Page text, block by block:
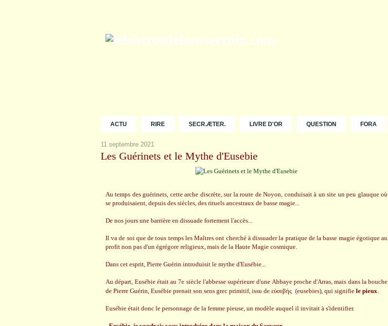
ACTU RIRE SECR.ÆTER. LIVRE D'OR QUESTION FORA
11 septembre 2021
Les Guérinets et le Mythe d'Eusebie
Au temps des guérinets, cette arche discrète, sur la route de Noyon, conduisait à un site un peu glauque où
se produisaient, depuis des siècles, des rituels ancestraux de basse magie...
De nos jours une barrière en dissuade fortement l'accès...
Il va de soi que de tous temps les Maîtres ont cherché à dissuader la pratique de la basse magie égotique au
profit non pas d'un égrégore religieux, mais de la Haute Magie cosmique.
Dans cet esprit, Pierre Guérin introduisit le mythe d'Eusébie...
Au départ, Eusébie était au 7e siècle l'abbesse supérieure d'une Abbaye proche d'Arras, mais dans la bouche
de Pierre Guérin, Eusébie prenait son sens grec primitif, issu de εὐσεβής (eusebies), qui signifie le pieux.
Eusébie était donc le personnage de la femme pieuse, un modèle auquel il invitait à s'identifier.